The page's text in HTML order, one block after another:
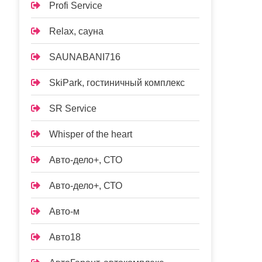
Profi Service
Relax, сауна
SAUNABANI716
SkiPark, гостиничный комплекс
SR Service
Whisper of the heart
Авто-дело+, СТО
Авто-дело+, СТО
Авто-м
Авто18